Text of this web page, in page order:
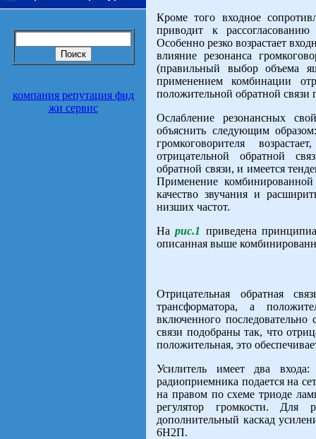
компания репутация фид
жи сервис
Кроме того входное
приводит к
Особенно резко возрастает
влияние резонанса
(правильный выбор объема
применением комбинации
положительной обратной связи
Ослабление резонансных
объяснить следующим
громкоговорителя
отрицательной обратной
обратной связи, и имеется
Применение комбинированной
качество звучания и
низших частот.
Нарис.1 приведена
описанная выше
Отрицательная обратная
трансформатора, а
включенного
связи подобраны так, что
положительная, это
Усилитель имеет два входа:
радиоприемника подается на
на правом по схеме триоде
регулятор громкости. Для
дополнительный каскад
6Н2П.